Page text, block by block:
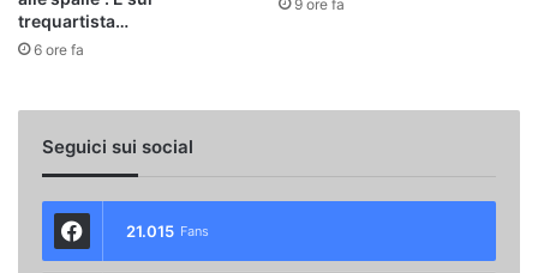
trequartista…
6 ore fa
9 ore fa
Seguici sui social
21.015 Fans